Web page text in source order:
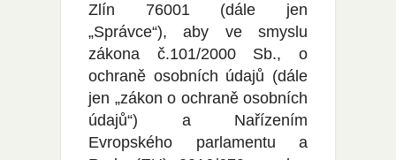
Zlín 76001 (dále jen
„Správce“), aby ve smyslu
zákona č.101/2000 Sb., o
ochraně osobních údajů (dále
jen „zákon o ochraně osobních
údajů“) a Nařízením
Evropského parlamentu a